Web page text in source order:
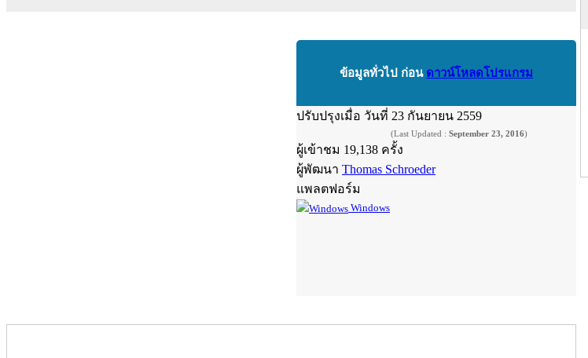
ข้อมูลทั่วไป ก่อน ดาวน์โหลดโปรแกรม
ปรับปรุงเมื่อ วันที่ 23 กันยายน 2559
(Last Updated : September 23, 2016)
ผู้เข้าชม 19,138 ครั้ง
ผู้พัฒนา Thomas Schroeder
แพลตฟอร์ม
Windows